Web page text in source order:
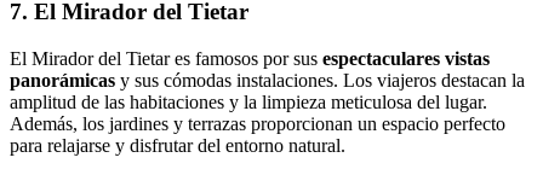
7. El Mirador del Tietar
El Mirador del Tietar es famosos por sus espectaculares vistas
panorámicas y sus cómodas instalaciones. Los viajeros destacan la
amplitud de las habitaciones y la limpieza meticulosa del lugar.
Además, los jardines y terrazas proporcionan un espacio perfecto
para relajarse y disfrutar del entorno natural.